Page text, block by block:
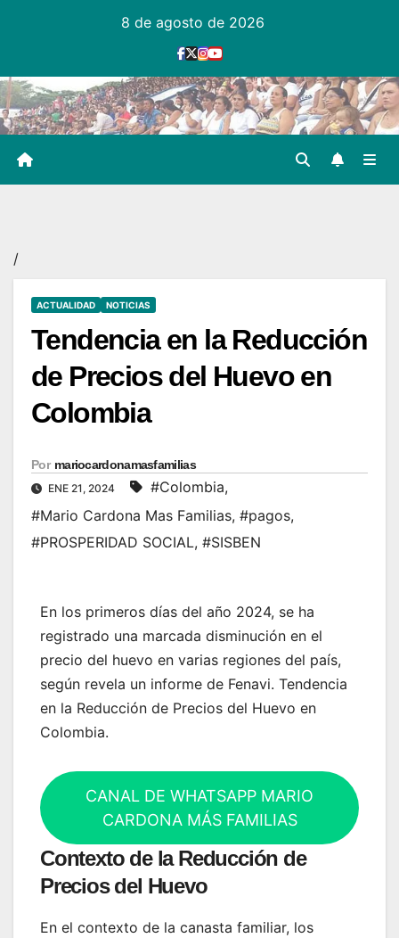
8 de agosto de 2026
/
ACTUALIDAD NOTICIAS
Tendencia en la Reducción
de Precios del Huevo en
Colombia
Por mariocardonamasfamilias
ENE 21, 2024 #Colombia,
#Mario Cardona Mas Familias, #pagos,
#PROSPERIDAD SOCIAL, #SISBEN
En los primeros días del año 2024, se ha
registrado una marcada disminución en el
precio del huevo en varias regiones del país,
según revela un informe de Fenavi. Tendencia
en la Reducción de Precios del Huevo en
Colombia.
CANAL DE WHATSAPP MARIO
CARDONA MÁS FAMILIAS
Contexto de la Reducción de
Precios del Huevo
En el contexto de la canasta familiar, los